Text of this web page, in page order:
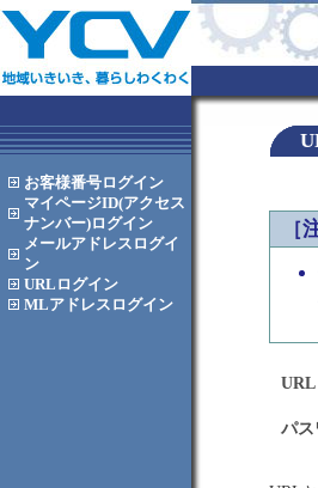
お客様番号ログイン
マイページID(アクセス
ナンバー)ログイン
メールアドレス ログイ
ン
URL ログイン
MLアドレス ログイン
［
URL
パス